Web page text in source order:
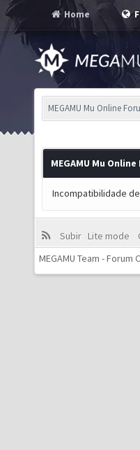
Home
MEGAMU Mu Online
MEGAMU Mu
Incompatibilidade
Subir Lite mode
MEGAMU Team - Forum